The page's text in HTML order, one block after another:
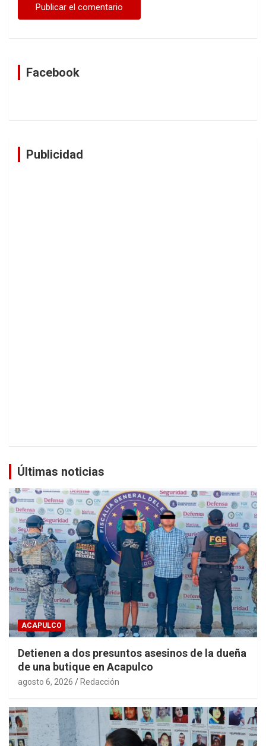
Facebook
Publicidad
Últimas noticias
ACAPULCO
Detienen a dos presuntos asesinos de la dueña
de una butique en Acapulco
agosto 6, 2026 Redacción